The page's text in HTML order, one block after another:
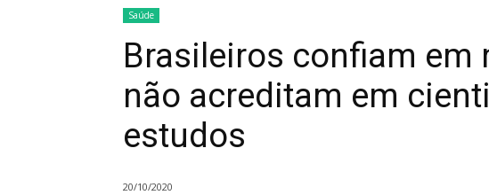
Saúde
Brasileiros confiam em
não acreditam em
estudos
20/10/2020